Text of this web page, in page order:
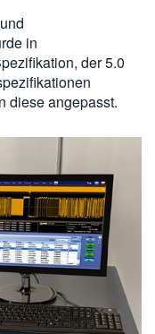
in
der 5.0
diese angepasst.